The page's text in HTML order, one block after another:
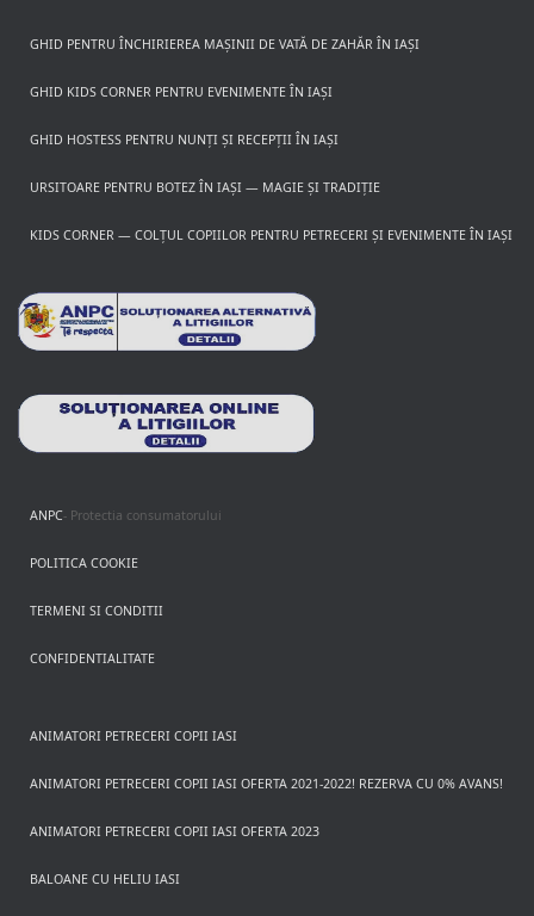
GHID PENTRU ÎNCHIRIEREA MAȘINII DE VATĂ DE ZAHĂR ÎN IAȘI
GHID KIDS CORNER PENTRU EVENIMENTE ÎN IAȘI
GHID HOSTESS PENTRU NUNȚI ȘI RECEPȚII ÎN IAȘI
URSITOARE PENTRU BOTEZ ÎN IAȘI — MAGIE ȘI TRADIȚIE
KIDS CORNER — COLȚUL COPIILOR PENTRU PETRECERI ȘI EVENIMENTE ÎN IAȘI
ANPC- Protectia consumatorului
POLITICA COOKIE
TERMENI SI CONDITII
CONFIDENTIALITATE
ANIMATORI PETRECERI COPII IASI
ANIMATORI PETRECERI COPII IASI OFERTA 2021-2022! REZERVA CU 0% AVANS!
ANIMATORI PETRECERI COPII IASI OFERTA 2023
BALOANE CU HELIU IASI